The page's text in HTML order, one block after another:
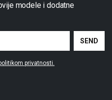
modele i dodatne
privatnosti.